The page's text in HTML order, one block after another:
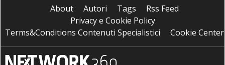
About Autori Tags
Rss Feed
Privacy e Cookie Policy
Terms&Conditions Contenuti Specialistici
Cookie Center